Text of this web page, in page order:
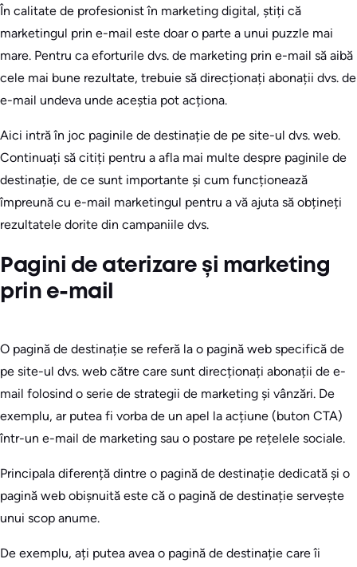
În calitate de profesionist în marketing digital, știți că
marketingul prin e-mail este doar o parte a unui puzzle mai
mare. Pentru ca eforturile dvs. de marketing prin e-mail să aibă
cele mai bune rezultate, trebuie să direcționați abonații dvs. de
e-mail undeva unde aceștia pot acționa.
Aici intră în joc paginile de destinație de pe site-ul dvs. web.
Continuați să citiți pentru a afla mai multe despre paginile de
destinație, de ce sunt importante și cum funcționează
împreună cu e-mail marketingul pentru a vă ajuta să obțineți
rezultatele dorite din campaniile dvs.
Pagini de aterizare și marketing
prin e-mail
O pagină de destinație se referă la o pagină web specifică de
pe site-ul dvs. web către care sunt direcționați abonații de e-
mail folosind o serie de strategii de marketing și vânzări. De
exemplu, ar putea fi vorba de un apel la acțiune (buton CTA)
într-un e-mail de marketing sau o postare pe rețelele sociale.
Principala diferență dintre o pagină de destinație dedicată și o
pagină web obișnuită este că o pagină de destinație servește
unui scop anume.
De exemplu, ați putea avea o pagină de destinație care îi